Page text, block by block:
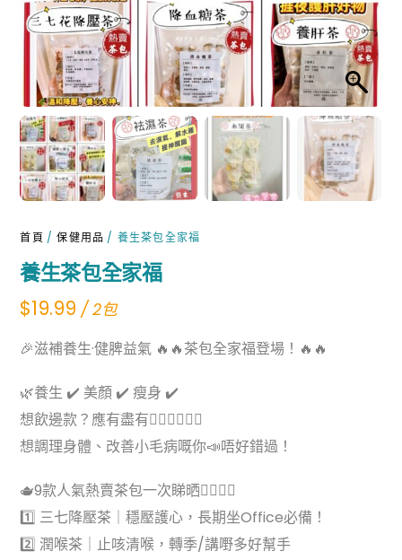
首頁 /保健用品 / 養生茶包全家福
養生茶包全家福
$19.99 / 2包
🎉滋補養生·健脾益氣 🔥🔥茶包全家福登場！🔥🔥
🌿養生 ✔️ 美顏 ✔️ 瘦身 ✔️
想飲邊款？應有盡有💁🏻‍♀️💁🏻‍♀️
想調理身體、改善小毛病嘅你📣唔好錯過！
🫖9款人氣熱賣茶包一次睇晒👇🏻👇🏻
1️⃣ 三七降壓茶｜穩壓護心，長期坐Office必備！
2️⃣ 潤喉茶｜止咳清喉，轉季/講嘢多好幫手